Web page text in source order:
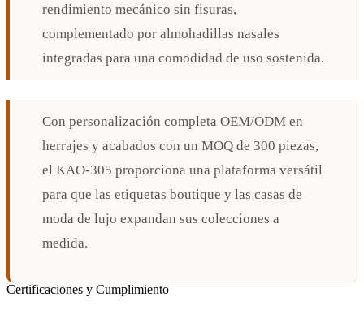
rendimiento mecánico sin fisuras,
complementado por almohadillas nasales
integradas para una comodidad de uso sostenida.
Con personalización completa OEM/ODM en
herrajes y acabados con un MOQ de 300 piezas,
el KAO-305 proporciona una plataforma versátil
para que las etiquetas boutique y las casas de
moda de lujo expandan sus colecciones a
medida.
Certificaciones y Cumplimiento